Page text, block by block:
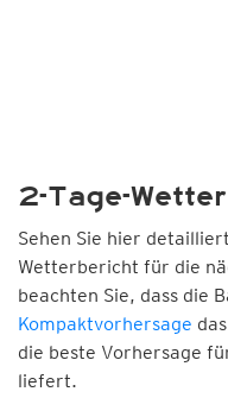
2-Tage-Wetter
Sehen Sie hier
Wetterbericht für die
beachten Sie, dass die
Kompaktvorhersage
die beste Vorhersage
liefert.